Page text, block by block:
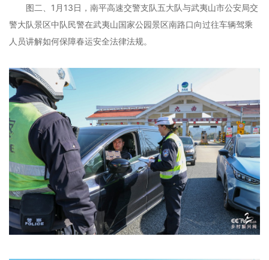
图二、1月13日，南平高速交警支队五大队与武夷山市公安局交
警大队景区中队民警在武夷山国家公园景区南路口向过往车辆驾乘
人员讲解如何保障春运安全法律法规。